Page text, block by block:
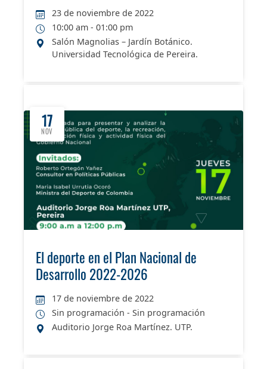
23 de noviembre de 2022
10:00 am - 01:00 pm
Salón Magnolias – Jardín Botánico.
Universidad Tecnológica de Pereira.
17
NOV
El deporte en el Plan Nacional de
Desarrollo 2022-2026
17 de noviembre de 2022
Sin programación - Sin programación
Auditorio Jorge Roa Martínez. UTP.